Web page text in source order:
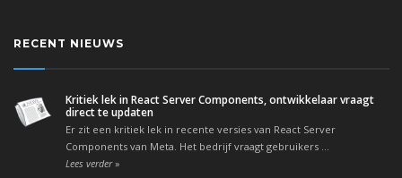
RECENT NIEUWS
Kritiek lek in React Server Components, ontwikkelaar vraagt
direct te updaten
Er zit een kritiek lek in recente versies van React Server
Components van Meta. Het bedrijf vraagt gebruikers ...
Lees verder»